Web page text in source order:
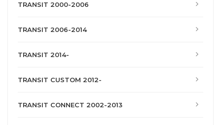
TRANSIT 2000-2006
TRANSIT 2006-2014
TRANSIT 2014-
TRANSIT CUSTOM 2012-
TRANSIT CONNECT 2002-2013